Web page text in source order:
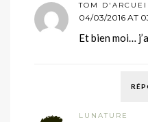
TOM
04/03/2016 AT
Et bien moi…
LUNATURE